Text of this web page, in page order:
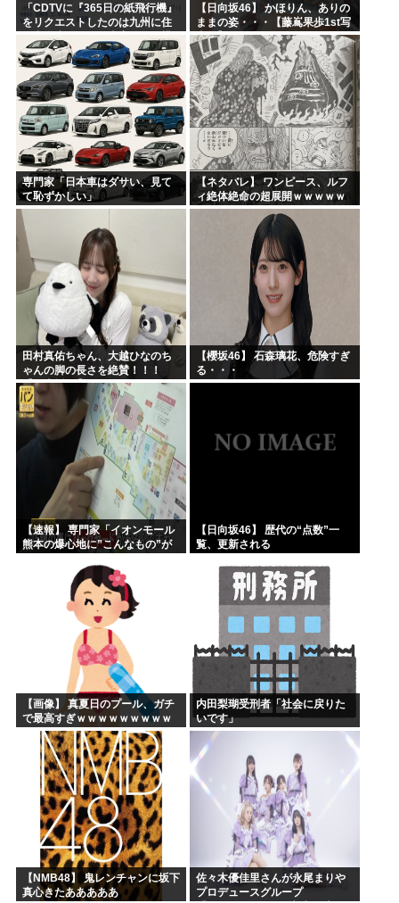
「CDTVに『365日の紙飛行機』
をリクエストしたのは九州に住
む中学生」←この事実って結構
デカいよな【AKB48】
【日向坂46】 かほりん、ありの
ままの姿・・・【藤嶌果歩1st写
真集】
専門家「日本車はダサい、見て
て恥ずかしい」
【ネタバレ】 ワンピース、ルフ
ィ絶体絶命の超展開ｗｗｗｗｗ
ｗｗｗｗｗｗｗｗｗｗｗｗｗｗ
ｗｗｗｗｗｗｗｗｗｗｗｗｗｗ
ｗｗｗｗｗｗｗｗｗｗｗｗ...
田村真佑ちゃん、大越ひなのち
ゃんの脚の長さを絶賛！！！
【乃木坂46】
【櫻坂46】 石森璃花、危険すぎ
る・・・
【速報】 専門家「イオンモール
熊本の爆心地に”こんなもの”が
【日向坂46】 歴代の“点数”一
覧、更新される
【画像】 真夏日のプール、ガチ
で最高すぎｗｗｗｗｗｗｗｗｗ
内田梨瑚受刑者「社会に戻りた
いです」
【NMB48】 鬼レンチャンに坂下
真心きたあああああ
佐々木優佳里さんが永尾まりや
プロデュースグループ